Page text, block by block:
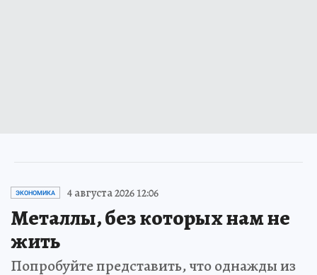
ЭКОНОМИКА 4 августа 2026 12:06
Металлы, без которых нам не
жить
Попробуйте представить, что однажды из